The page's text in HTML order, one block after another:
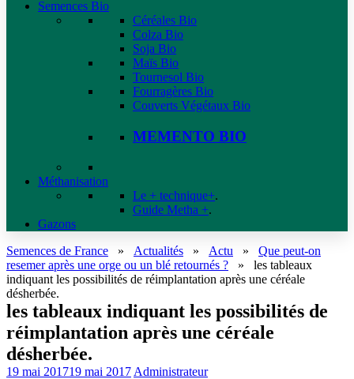
Semences Bio
Céréales Bio
Colza Bio
Soja Bio
Maïs Bio
Tournesol Bio
Fourragères Bio
Couverts Végétaux Bio
MEMENTO BIO
Méthanisation
Le + technique+.
Guide Metha +.
Gazons
Semences de France » Actualités » Actu » Que peut-on
resemer après une orge ou un blé retournés ? » les tableaux
indiquant les possibilités de réimplantation après une céréale
désherbée.
les tableaux indiquant les possibilités de
réimplantation après une céréale
désherbée.
19 mai 201719 mai 2017 Administrateur